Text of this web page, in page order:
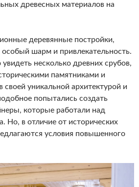
древесных материалов на
деревянные постройки,
шарм и привлекательность.
несколько древних срубов,
памятниками и
своей уникальной архитектурой и
попытались создать
которые работали над
Но, в отличие от исторических
условия повышенного